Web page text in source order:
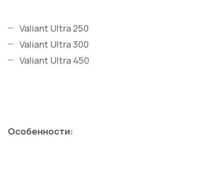
Valiant Ultra 250
Valiant Ultra 300
Valiant Ultra 450
Особенности: